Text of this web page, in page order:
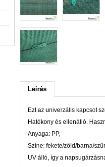
Leírás
Ezt az univerzális kapcsot
Hatékony és ellenálló.
Anyaga: PP,
Színe: fekete/zöld/barna/
UV álló, így a